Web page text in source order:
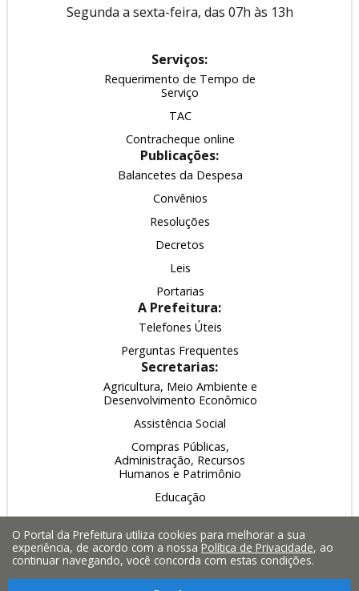
Segunda a sexta-feira, das 07h às 13h
Serviços:
Requerimento de Tempo de
Serviço
TAC
Contracheque online
Publicações:
Balancetes da Despesa
Convênios
Resoluções
Decretos
Leis
Portarias
A Prefeitura:
Telefones Úteis
Perguntas Frequentes
Secretarias:
Agricultura, Meio Ambiente e
Desenvolvimento Econômico
Assistência Social
Compras Públicas,
Administração, Recursos
Humanos e Patrimônio
Educação
Esporte, Lazer e Turismo
Fazenda, Planejamento e
Finanças
Obras, Serviços Públicos e
O Portal da Prefeitura utiliza cookies para melhorar a sua
experiência, de acordo com a nossa Política de Privacidade, ao
continuar navegando, você concorda com estas condições.